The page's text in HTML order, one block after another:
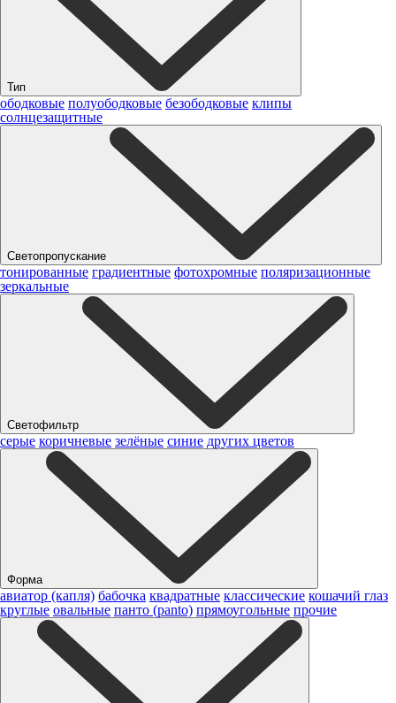
Тип
ободковые полуободковые безободковые клипы
солнцезащитные
Светопропускание
тонированные градиентные фотохромные поляризационные
зеркальные
Светофильтр
серые коричневые зелёные синие других цветов
Форма
авиатор (капля) бабочка квадратные классические кошачий глаз
круглые овальные панто (panto) прямоугольные прочие